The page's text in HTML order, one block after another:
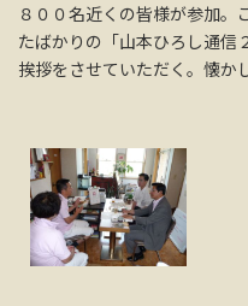
８００名近くの皆様が参加。
たばかりの「山本ひろし通信
挨拶をさせていただく。懐か